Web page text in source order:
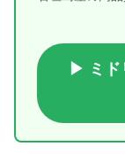
▶ ミド